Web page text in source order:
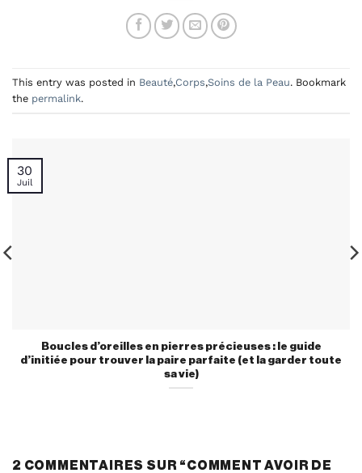
This entry was posted in Beauté,Corps,Soins de la Peau. Bookmark
the permalink.
Boucles d’oreilles en pierres précieuses : le guide
d’initiée pour trouver la paire parfaite (et la garder toute
sa vie)
30
Juil
2 COMMENTAIRES SUR “COMMENT AVOIR DE